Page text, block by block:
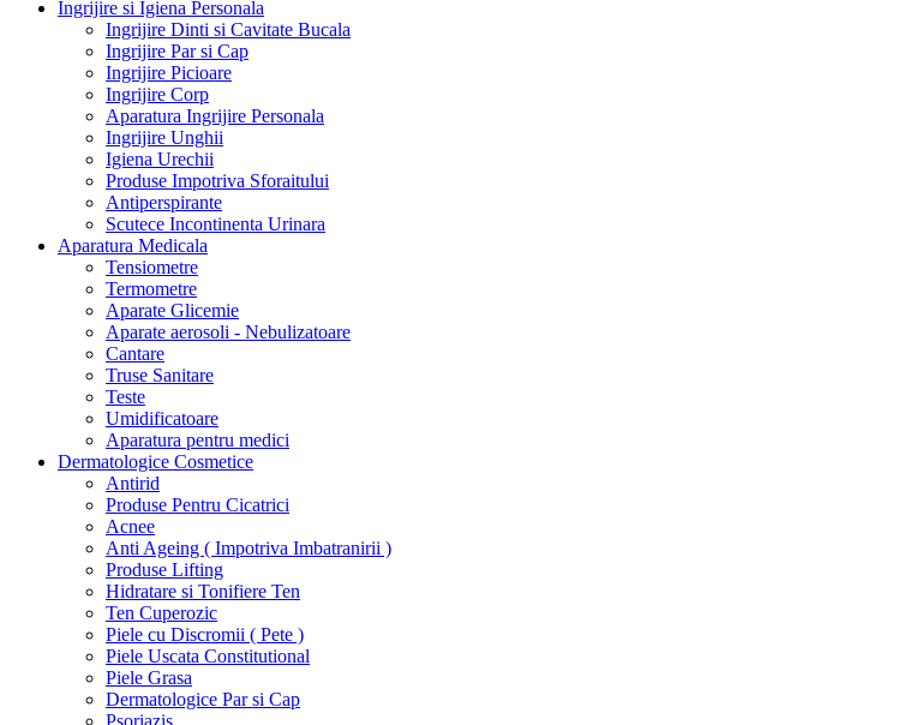
Ingrijire si Igiena Personala
Ingrijire Dinti si Cavitate Bucala
Ingrijire Par si Cap
Ingrijire Picioare
Ingrijire Corp
Aparatura Ingrijire Personala
Ingrijire Unghii
Igiena Urechii
Produse Impotriva Sforaitului
Antiperspirante
Scutece Incontinenta Urinara
Aparatura Medicala
Tensiometre
Termometre
Aparate Glicemie
Aparate aerosoli - Nebulizatoare
Cantare
Truse Sanitare
Teste
Umidificatoare
Aparatura pentru medici
Dermatologice Cosmetice
Antirid
Produse Pentru Cicatrici
Acnee
Anti Ageing ( Impotriva Imbatranirii )
Produse Lifting
Hidratare si Tonifiere Ten
Ten Cuperozic
Piele cu Discromii ( Pete )
Piele Uscata Constitutional
Piele Grasa
Dermatologice Par si Cap
Psoriazis